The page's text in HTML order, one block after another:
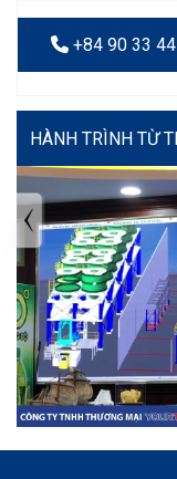
+84 90 33
Tuyển dụng: